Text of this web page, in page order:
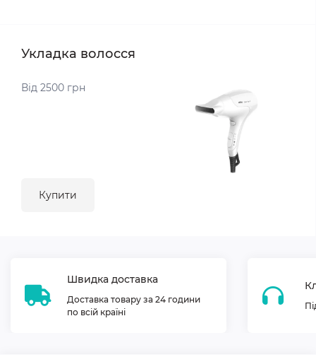
Укладка волосся
Від 2500 грн
Купити
Швидка доставка
Доставка товару за 24 години
по всій країні